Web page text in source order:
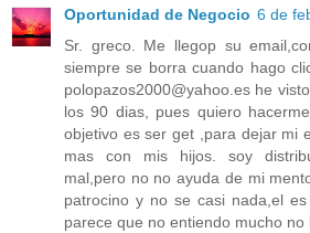
Oportunidad de Negocio 6 de
Sr. greco. Me llegop su
siempre se borra cuando hago
polopazos2000@yahoo.es he
los 90 dias, pues quiero
objetivo es ser get ,para dejar mi
mas con mis hijos. soy
mal,pero no no ayuda de mi
patrocino y no se casi nada,el
parece que no entiendo mucho